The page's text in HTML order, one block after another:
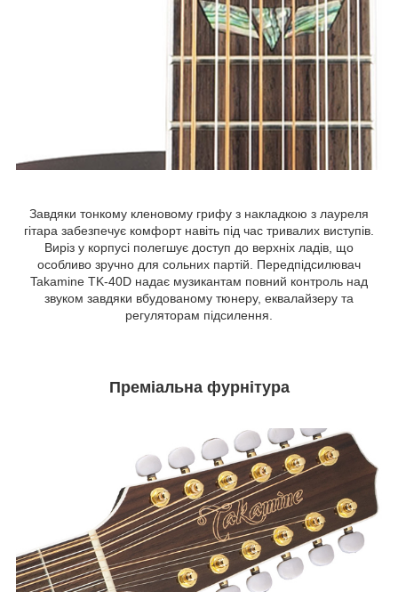
Завдяки тонкому кленовому грифу з накладкою з лауреля
гітара забезпечує комфорт навіть під час тривалих виступів.
Виріз у корпусі полегшує доступ до верхніх ладів, що
особливо зручно для сольних партій. Передпідсилювач
Takamine TK-40D надає музикантам повний контроль над
звуком завдяки вбудованому тюнеру, еквалайзеру та
регуляторам підсилення.
Преміальна фурнітура